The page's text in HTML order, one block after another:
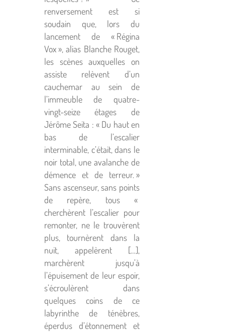
renversement est si
soudain que, lors du
lancement de « Régina
Vox », alias Blanche Rouget,
les scènes auxquelles on
assiste relèvent d’un
cauchemar au sein de
l’immeuble de quatre-
vingt-seize étages de
Jérôme Seita : « Du haut en
bas de l’escalier
interminable, c’était, dans le
noir total, une avalanche de
démence et de terreur. »
Sans ascenseur, sans points
de repère, tous «
cherchèrent l’escalier pour
remonter, ne le trouvèrent
plus, tournèrent dans la
nuit, appelèrent […],
marchèrent jusqu’à
l’épuisement de leur espoir,
s’écroulèrent dans
quelques coins de ce
labyrinthe de ténèbres,
éperdus d’étonnement et